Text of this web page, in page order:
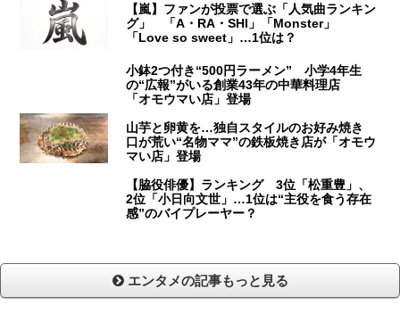
【嵐】ファンが投票で選ぶ「人気曲ランキン
グ」 「A・RA・SHI」「Monster」
「Love so sweet」…1位は？
小鉢2つ付き“500円ラーメン” 小学4年生
の“広報”がいる創業43年の中華料理店
「オモウマい店」登場
山芋と卵黄を…独自スタイルのお好み焼き
口が荒い“名物ママ”の鉄板焼き店が「オモウ
マい店」登場
【脇役俳優】ランキング 3位「松重豊」、
2位「小日向文世」…1位は“主役を食う存在
感”のバイプレーヤー？
エンタメの記事もっと見る